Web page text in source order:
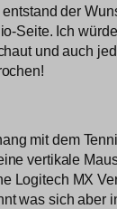
der
Seite. Ich
und auch
mit dem
vertikale
Logitech MX
was sich aber